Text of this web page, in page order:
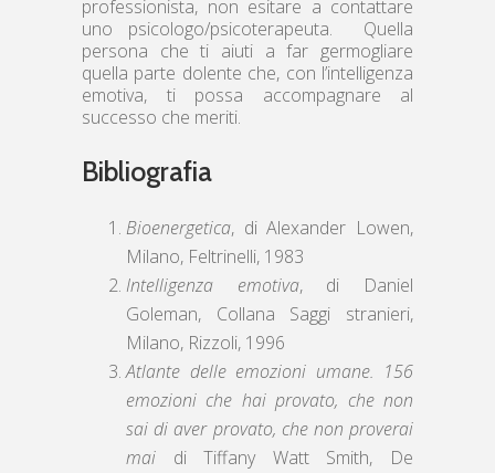
professionista, non esitare a contattare
uno psicologo/psicoterapeuta. Quella
persona che ti aiuti a far germogliare
quella parte dolente che, con l’intelligenza
emotiva, ti possa accompagnare al
successo che meriti.
Bibliografia
Bioenergetica, di Alexander Lowen,
Milano, Feltrinelli, 1983
Intelligenza emotiva, di Daniel
Goleman, Collana Saggi stranieri,
Milano, Rizzoli, 1996
Atlante delle emozioni umane. 156
emozioni che hai provato, che non
sai di aver provato, che non proverai
mai di Tiffany Watt Smith, De